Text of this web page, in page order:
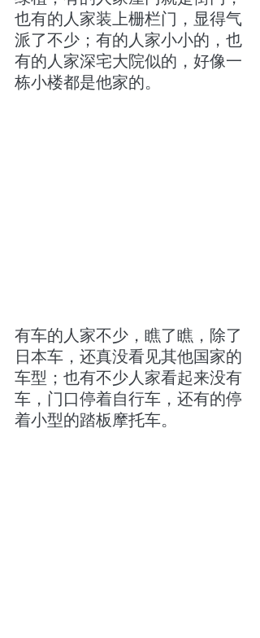
也有的人家装上栅栏门，显得气
派了不少；有的人家小小的，也
有的人家深宅大院似的，好像一
栋小楼都是他家的。
有车的人家不少，瞧了瞧，除了
日本车，还真没看见其他国家的
车型；也有不少人家看起来没有
车，门口停着自行车，还有的停
着小型的踏板摩托车。